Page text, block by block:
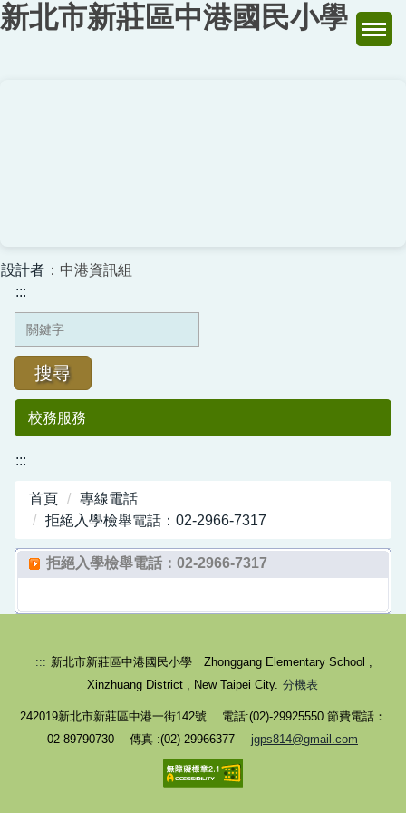
跳
到
新北市新莊區中港國民小學
設計者 ：中港資訊組
:::
搜尋
校務服務
中港國小50
:::
首頁
專線電話
拒絕入學檢舉電話：02-2966-7317
拒絕入學檢舉電話：02-2966-7317
::: 新北市新莊區中港國民小學 Zhonggang Elementary School ,
Xinzhuang District , New Taipei City. 分機表
242019新北市新莊區中港一街142號 電話:(02)-29925550 節費電話：
02-89790730 傳真 :(02)-29966377
jgps814@gmail.com